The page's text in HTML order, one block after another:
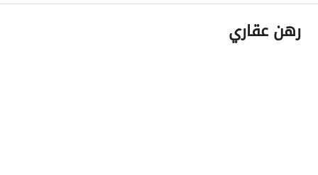
رهن عقاري